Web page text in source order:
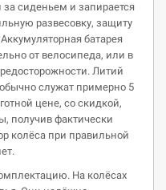
сиденьем и запирается
развесовку, защиту
батарея
от велосипеда, или в
Литий
служат примерно 5
цене, со скидкой,
получив фактически
колёса при правильной
На колёсах